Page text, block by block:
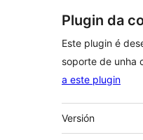
Plugin da
Este plugin é
soporte de unha
a este plugin
Meta
Versión